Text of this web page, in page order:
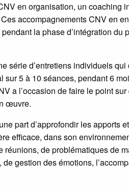
en organisation, un coaching
accompagnements CNV en
la phase d’intégration du
série d’entretiens individuels
sur 5 à 10 séances, pendant 6
a l’occasion de faire le point
œuvre.
part d’approfondir les apports
efficace, dans son
réunions, de problématiques de
gestion des émotions,